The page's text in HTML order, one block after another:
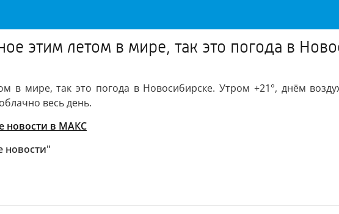
этим летом в мире, так это погода в
в мире, так это погода в Новосибирске. Утром +21°, днём
весь день.
новости в MАКС
новости"